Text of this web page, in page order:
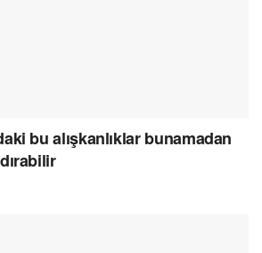
bu alışkanlıklar bunamadan